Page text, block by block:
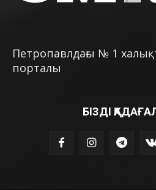
Петропавлдағы № 1
порталы
БІЗДІ